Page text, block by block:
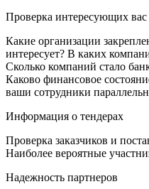
Проверка интересующих
Какие организации
интересует? В каких
Сколько компаний стало
Каково финансовое
ваши сотрудники
Информация о тендерах
Проверка заказчиков и
Наиболее вероятные
Надежность партнеров